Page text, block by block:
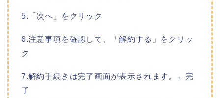
5.「次へ」をクリック
6.注意事項を確認して、「解約する」をクリッ
ク
7.解約手続きは完了画面が表示されます。←完
了